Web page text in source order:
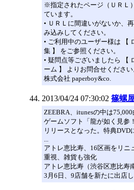
※指定されたページ（ＵＲＬ
ています。
• ＵＲＬに間違いがないか、
み込みしてください。
• ご利用中のユーザー様は 【
集 】 をご参照ください。
• 疑問点等ございましたら 【
ーム 】 よりお問合せください
株式会社 paperboy&co.
2013/04/24 07:30:02 篠螺
ZEEBRA、itunesの中は75,000
ゲームソフト「龍が如く見参
リリースとなった。特典
アトレ恵比寿、16区画をリニ
重視、雑貨も強化
アトレ恵比寿（渋谷区恵比寿
3月6日、9店舗を新たに出店